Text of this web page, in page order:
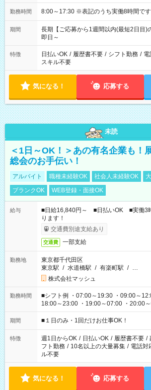
勤務時間 8:00～17:30 ※表記のうち実働8時間です
期間
長期【ご応募から1週間以内(最短2日目)
即日～
特徴 日払いOK / 履歴書不要 / シフト勤務 / 電
スキル不要
気になる！ 応募する
未読
＜1日～OK！＞あの有名企業も！
総会のお手伝い！
アルバイト 職種未経験OK 社会人未経験OK
ブランクOK
WEB登録・面接OK
給与
■日給16,840円～ ■日払いOK ■実働3
ります！
交通費別途支給あり
交通費 一部支給
勤務地
東京都千代田区
東京駅 / 水道橋駅 / 有楽町駅 / …
株式会社マッシュ
勤務時間
■シフト例 ・07:00～19:30 ・09:00～
18:00～23:00 ・19:00～07:00 ・20:00
etc ★最短で3時間で5,120円のお仕事から 15時間で2万円近く稼
げるお仕事も！ ご希望のお時間に合わせてご紹介！ ※シフトは
ください！
期間 ■１日のみ・1回だけお仕事OK！
特徴 週1日からOK / 日払いOK / 履歴書不要 /
フト勤務 / 10名以上の大量募集 / 電話対
ル不要
気になる！ 応募する